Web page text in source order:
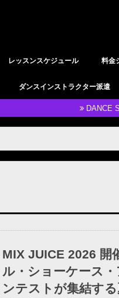
レッスンスケジュール
YOGAレッスン
料金
レン
ダンスインストラクター派遣
DANCE
MIX JUICE 2026 開
ル・ショーケース
ンテストが集結す